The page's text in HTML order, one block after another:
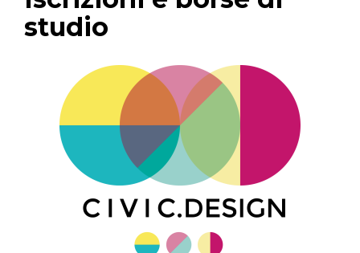
studio